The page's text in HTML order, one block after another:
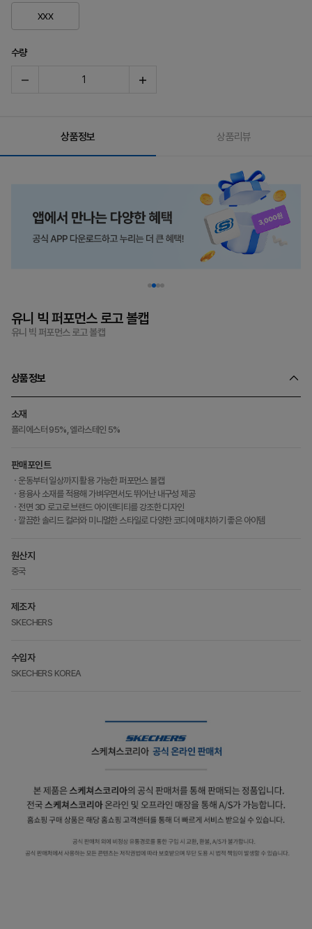
XXX
수량
상품정보 상품리뷰
유니 빅 퍼포먼스 로고 볼캡
유니 빅 퍼포먼스 로고 볼캡
상품정보
소재
폴리에스터 95%, 엘라스테인 5%
판매포인트
ㆍ운동부터 일상까지 활용 가능한 퍼포먼스 볼캡
ㆍ용융사 소재를 적용해 가벼우면서도 뛰어난 내구성 제공
ㆍ전면 3D 로고로 브랜드 아이덴티티를 강조한 디자인
ㆍ깔끔한 솔리드 컬러와 미니멀한 스타일로 다양한 코디에 매치하기 좋은 아이템
원산지
중국
제조자
SKECHERS
수입자
SKECHERS KOREA